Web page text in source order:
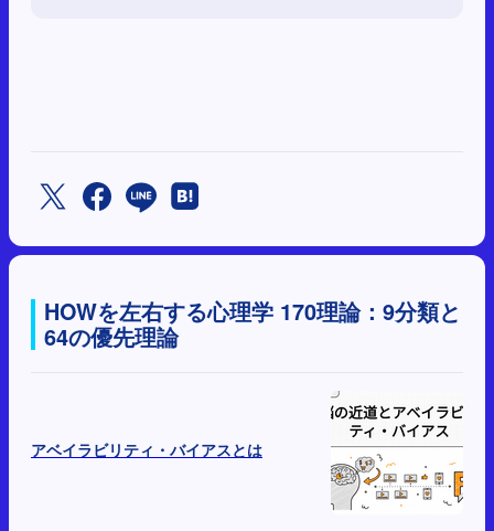
HOWを左右する心理学 170理論：9分類と
64の優先理論
アベイラビリティ・バイアスとは